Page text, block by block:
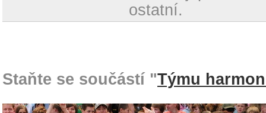
ostatní.
Staňte se součástí "Týmu